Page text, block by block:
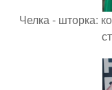
Челка - шторка: